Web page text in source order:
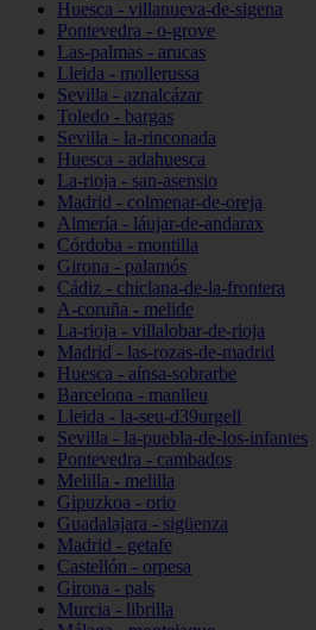
Huesca - villanueva-de-sigena
Pontevedra - o-grove
Las-palmas - arucas
Lleida - mollerussa
Sevilla - aznalcázar
Toledo - bargas
Sevilla - la-rinconada
Huesca - adahuesca
La-rioja - san-asensio
Madrid - colmenar-de-oreja
Almería - láujar-de-andarax
Córdoba - montilla
Girona - palamós
Cádiz - chiclana-de-la-frontera
A-coruña - melide
La-rioja - villalobar-de-rioja
Madrid - las-rozas-de-madrid
Huesca - aínsa-sobrarbe
Barcelona - manlleu
Lleida - la-seu-d39urgell
Sevilla - la-puebla-de-los-infantes
Pontevedra - cambados
Melilla - melilla
Gipuzkoa - orio
Guadalajara - sigüenza
Madrid - getafe
Castellón - orpesa
Girona - pals
Murcia - librilla